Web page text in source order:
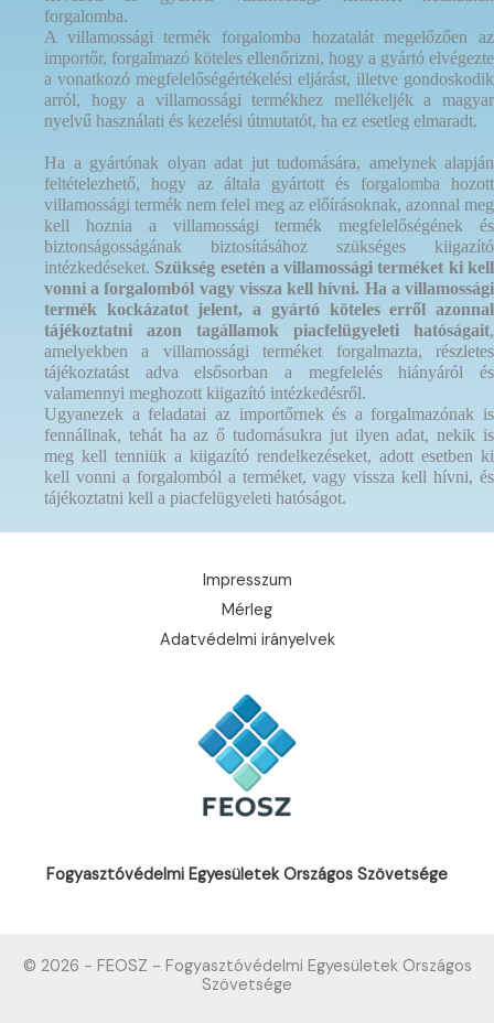
forgalomba.
A villamossági termék forgalomba hozatalát megelőzően az
importőr, forgalmazó köteles ellenőrizni, hogy a gyártó elvégezte
a vonatkozó megfelelőségértékelési eljárást, illetve gondoskodik
arról, hogy a villamossági termékhez mellékeljék a magyar
nyelvű használati és kezelési útmutatót, ha ez esetleg elmaradt.
Ha a gyártónak olyan adat jut tudomására, amelynek alapján
feltételezhető, hogy az általa gyártott és forgalomba hozott
villamossági termék nem felel meg az előírásoknak, azonnal meg
kell hoznia a villamossági termék megfelelőségének és
biztonságosságának biztosításához szükséges kiigazító
intézkedéseket. Szükség esetén a villamossági terméket ki kell
vonni a forgalomból vagy vissza kell hívni. Ha a villamossági
termék kockázatot jelent, a gyártó köteles erről azonnal
tájékoztatni azon tagállamok piacfelügyeleti hatóságait,
amelyekben a villamossági terméket forgalmazta, részletes
tájékoztatást adva elsősorban a megfelelés hiányáról és
valamennyi meghozott kiigazító intézkedésről.
Ugyanezek a feladatai az importőrnek és a forgalmazónak is
fennállnak, tehát ha az ő tudomásukra jut ilyen adat, nekik is
meg kell tenniük a kiigazító rendelkezéseket, adott esetben ki
kell vonni a forgalomból a terméket, vagy vissza kell hívni, és
tájékoztatni kell a piacfelügyeleti hatóságot.
Impresszum
Mérleg
Adatvédelmi irányelvek
Fogyasztóvédelmi Egyesületek Országos Szövetsége
© 2026 - FEOSZ - Fogyasztóvédelmi Egyesületek Országos
Szövetsége